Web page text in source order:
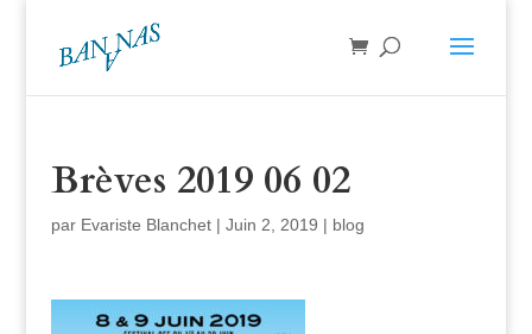
Brèves 2019 06 02
par Evariste Blanchet| Juin 2, 2019 | blog